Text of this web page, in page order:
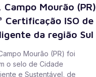
Campo Mourão (PR)
Certificação ISO de
da região Sul
Mourão (PR) foi
o selo de Cidade
e Sustentável, de